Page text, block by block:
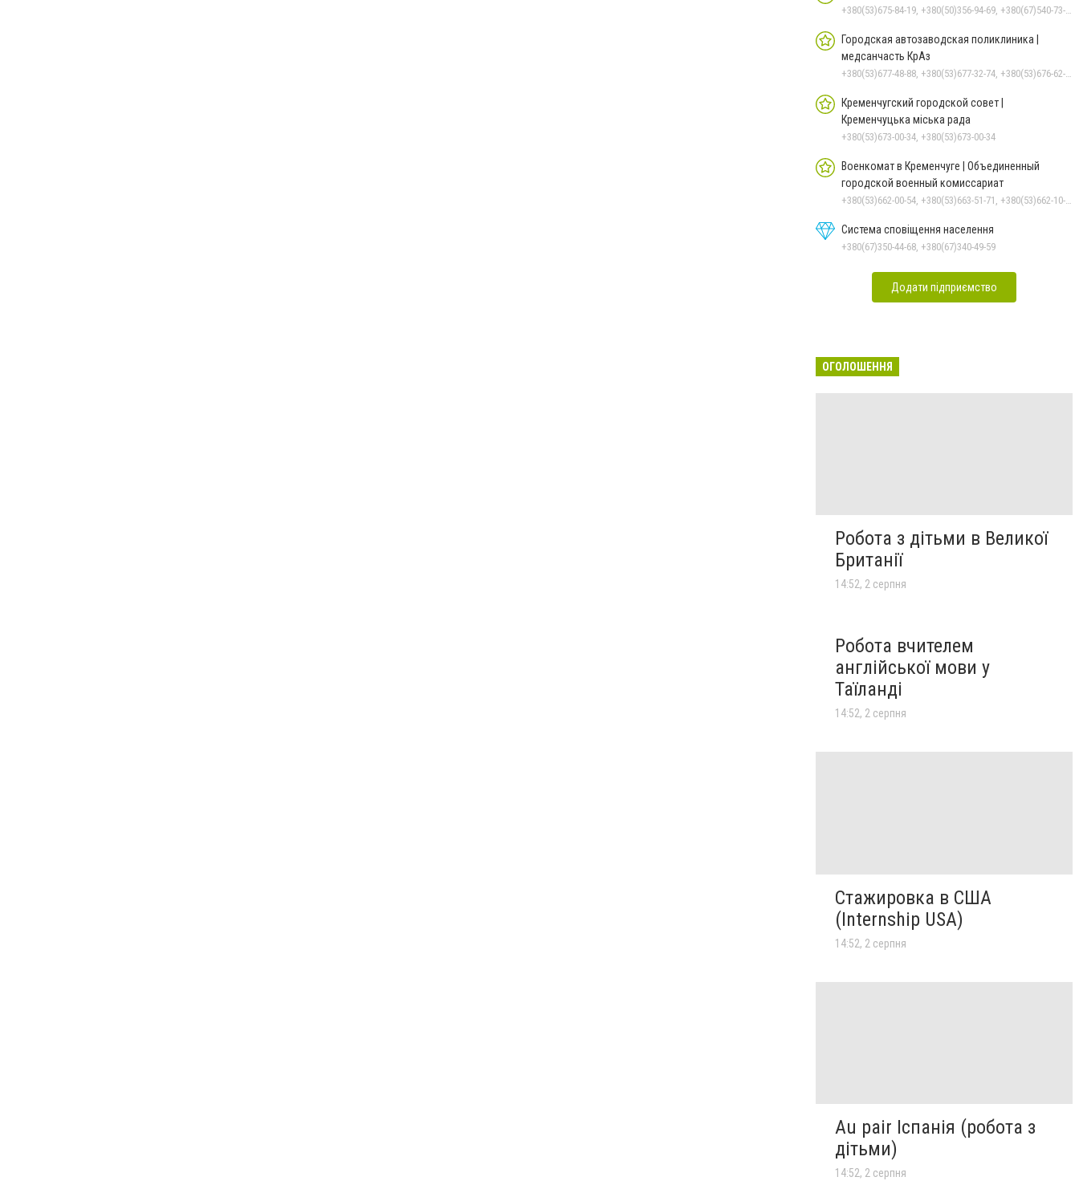
+380(53)675-84-19, +380(50)356-94-69, +380(67)540-73-87
Городская автозаводская поликлиника |
медсанчасть КрАз
+380(53)677-48-88, +380(53)677-32-74, +380(53)676-62-99, +380536766187
Кременчугский городской совет |
Кременчуцька міська рада
+380(53)673-00-34, +380(53)673-00-34
Военкомат в Кременчуге | Объединенный
городской военный комиссариат
+380(53)662-00-54, +380(53)663-51-71, +380(53)662-10-35
Система сповіщення населення
+380(67)350-44-68, +380(67)340-49-59
Додати підприємство
ОГОЛОШЕННЯ
Робота з дітьми в Великої
Британії
14:52, 2 серпня
Робота вчителем
англійської мови у
Таїланді
14:52, 2 серпня
Стажировка в США
(Internship USA)
14:52, 2 серпня
Au pair Іспанія (робота з
дітьми)
14:52, 2 серпня